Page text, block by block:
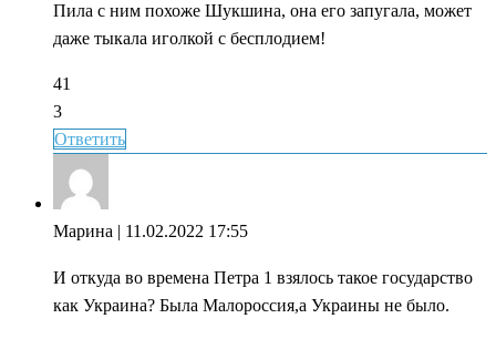
Пила с ним похоже Шукшина, она его запугала, может
даже тыкала иголкой с бесплодием!
41
3
Ответить
Марина | 11.02.2022 17:55
И откуда во времена Петра 1 взялось такое государство
как Украина? Была Малороссия,а Украины не было.